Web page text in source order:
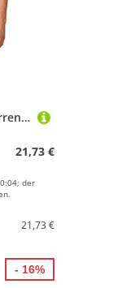
Arena Dynamo R Kurze Herren-Badehose, Herrenbadehose Schnelltrocknend, Chlor- und Salzwasser-Beständiges Maxfit Eco-Gewebe, UPF 50+ UV-Schutz
21,73 €
der
21,73 €
- 16%